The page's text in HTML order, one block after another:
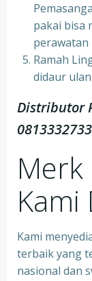
pakai bisa
perawatan
Ramah
didaur
Distributor
Merk
Kami
terbaik yang
nasional dan